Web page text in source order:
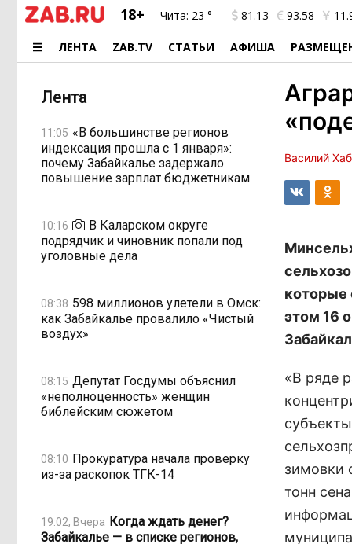
18+ Чита: 23 ° 81.13 93.58
ЛЕНТА ZAB.TV СТАТЬИ АФИША
Лента
11:05 «В большинстве регионов
индексация прошла с 1 января»:
почему Забайкалье задержало
повышение зарплат бюджетникам
10:16
В Каларском округе
подрядчик и чиновник попали под
уголовные дела
08:38 598 миллионов улетели в Омск:
как Забайкалье провалило «Чистый
воздух»
08:15 Депутат Госдумы объяснил
«неполноценность» женщин
библейским сюжетом
08:10 Прокуратура начала проверку
из-за раскопок ТГК-14
19:02, Вчера Когда ждать денег?
Забайкалье — в списке регионов,
Василий
которые
этом 16
«В ряде
зимовки
тонн